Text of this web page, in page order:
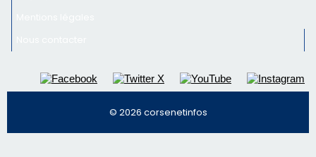
© 2026 corsenetinfos